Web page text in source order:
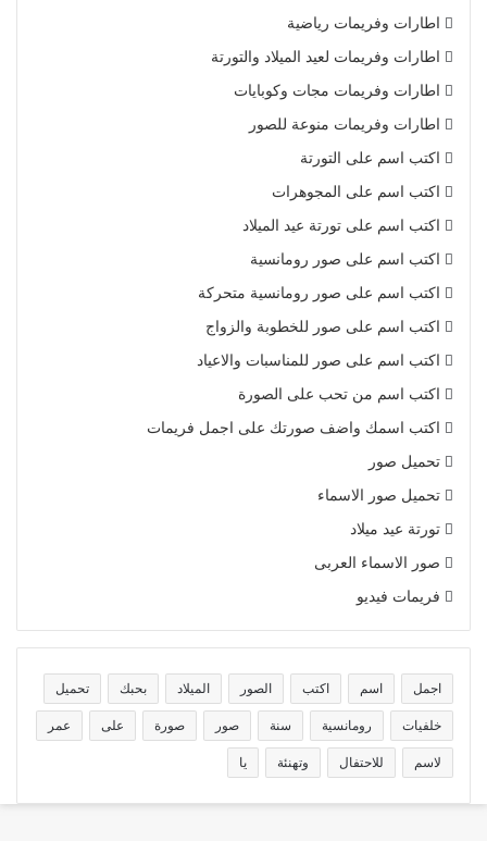
اطارات وفريمات رياضية
اطارات وفريمات لعيد الميلاد والتورتة
اطارات وفريمات مجات وكوبايات
اطارات وفريمات منوعة للصور
اكتب اسم على التورتة
اكتب اسم على المجوهرات
اكتب اسم على تورتة عيد الميلاد
اكتب اسم على صور رومانسية
اكتب اسم على صور رومانسية متحركة
اكتب اسم على صور للخطوبة والزواج
اكتب اسم على صور للمناسبات والاعياد
اكتب اسم من تحب على الصورة
اكتب اسمك واضف صورتك على اجمل فريمات
تحميل صور
تحميل صور الاسماء
تورتة عيد ميلاد
صور الاسماء العربى
فريمات فيديو
اجمل اسم اكتب الصور الميلاد بحبك تحميل
خلفيات رومانسية سنة صور صورة على عمر
لاسم للاحتفال وتهنئة يا